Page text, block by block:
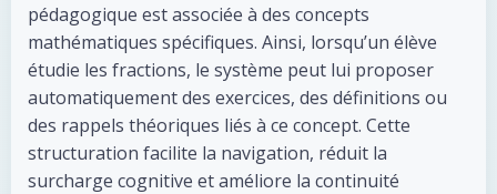
pédagogique est associée à des concepts
mathématiques spécifiques. Ainsi, lorsqu’un élève
étudie les fractions, le système peut lui proposer
automatiquement des exercices, des définitions ou
des rappels théoriques liés à ce concept. Cette
structuration facilite la navigation, réduit la
surcharge cognitive et améliore la continuité